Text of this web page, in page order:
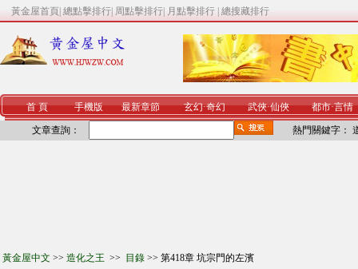
黃金屋首頁 總點擊排行 周點擊排行 月點擊排行 總搜藏排行
首 頁 手機版 最新章節 玄幻·奇幻 武俠·仙俠 都市·言情
文章查詢： 熱門關鍵字：
黃金屋中文 >> 造化之王 >> 目錄 >> 第418章 坑宗門的左濱